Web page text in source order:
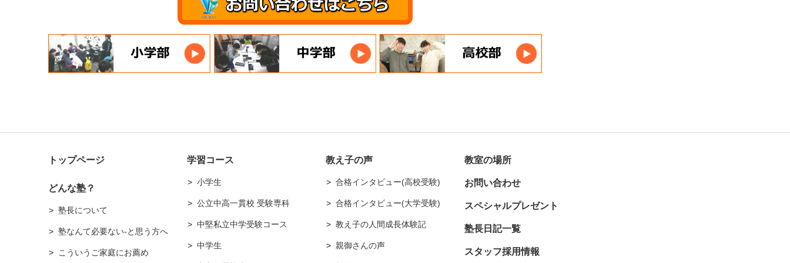
トップページ
どんな塾？
塾長について
塾なんて必要ない-と思う方へ
こういうご家庭にお薦め
学習コース
小学生
公立中高一貫校 受験専科
中堅私立中学受験コース
中学生
教え子の声
合格インタビュー(高校受験)
合格インタビュー(大学受験)
教え子の人間成長体験記
親御さんの声
教室の場所
お問い合わせ
スペシャルプレゼント
塾長日記一覧
スタッフ採用情報